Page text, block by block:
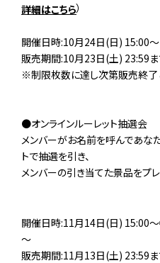
詳細はこちら）
開催日時:10月24日(日) 15:00～
販売期間:10月23日(土) 23:59
※制限枚数に達し次第販売終了
●オンラインルーレット抽選会
メンバーがお名前を呼んであな
トで抽選を引き、
メンバーの引き当てた景品をプレ
開催日時:11月14日(日) 15:00～
～
販売期間:11月13日(土) 23:59